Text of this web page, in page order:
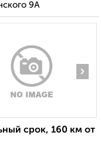
9А
›
срок, 160 км от